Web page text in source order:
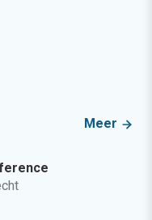
Meer